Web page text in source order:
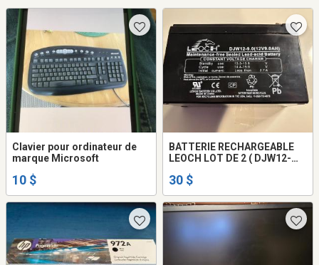
Clavier pour ordinateur de
marque Microsoft
10 $
BATTERIE RECHARGEABLE
LEOCH LOT DE 2 ( DJW12-
30 $